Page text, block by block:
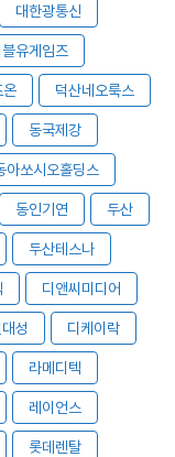
대한광통신
블유게임즈
온 덕산네오룩스
동국제강
아쏘시오홀딩스
동인기연 두산
두산테스나
디앤씨미디어
성 디케이락
라메디텍
레이언스
롯데렌탈